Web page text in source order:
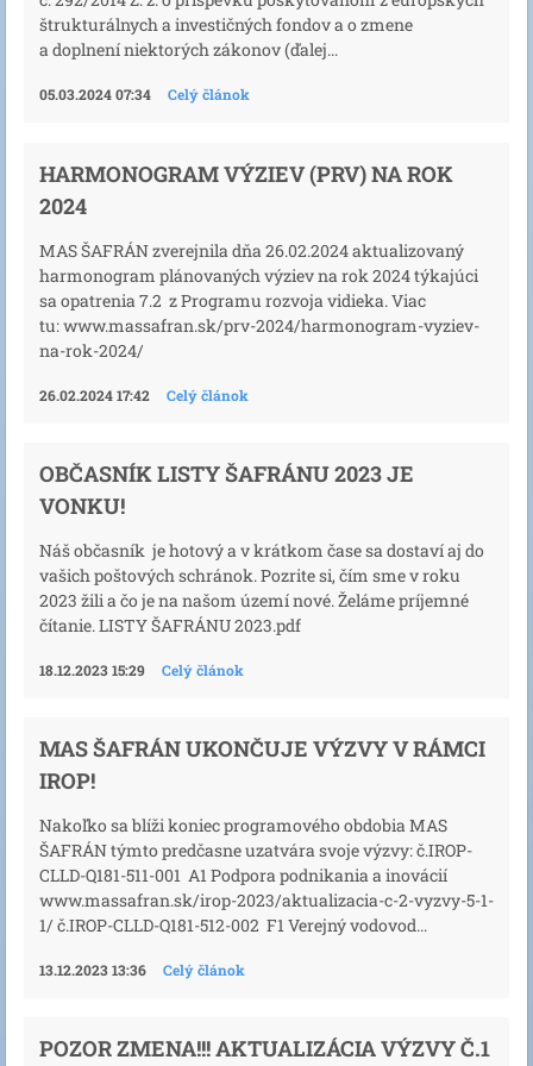
štrukturálnych a investičných fondov a o zmene
a doplnení niektorých zákonov (ďalej...
05.03.2024 07:34 Celý článok
HARMONOGRAM VÝZIEV (PRV) NA ROK
2024
MAS ŠAFRÁN zverejnila dňa 26.02.2024 aktualizovaný
harmonogram plánovaných výziev na rok 2024 týkajúci
sa opatrenia 7.2 z Programu rozvoja vidieka. Viac
tu: www.massafran.sk/prv-2024/harmonogram-vyziev-
na-rok-2024/
26.02.2024 17:42 Celý článok
OBČASNÍK LISTY ŠAFRÁNU 2023 JE
VONKU!
Náš občasník je hotový a v krátkom čase sa dostaví aj do
vašich poštových schránok. Pozrite si, čím sme v roku
2023 žili a čo je na našom území nové. Želáme príjemné
čítanie. LISTY ŠAFRÁNU 2023.pdf
18.12.2023 15:29 Celý článok
MAS ŠAFRÁN UKONČUJE VÝZVY V RÁMCI
IROP!
Nakoľko sa blíži koniec programového obdobia MAS
ŠAFRÁN týmto predčasne uzatvára svoje výzvy: č.IROP-
CLLD-Q181-511-001 A1 Podpora podnikania a inovácií
www.massafran.sk/irop-2023/aktualizacia-c-2-vyzvy-5-1-
1/ č.IROP-CLLD-Q181-512-002 F1 Verejný vodovod...
13.12.2023 13:36 Celý článok
POZOR ZMENA!!! AKTUALIZÁCIA VÝZVY Č.1